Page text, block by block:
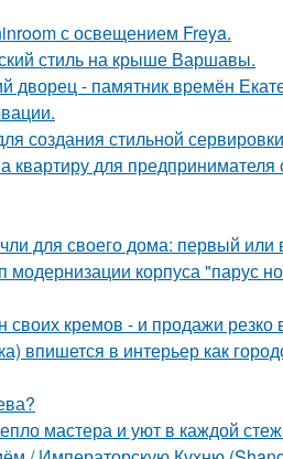
с освещением Freya.
стиль на крыше Варшавы.
дворец - памятник времён
создания стильной
для предпринимателя
для своего дома: первый или
корпуса "парус
кремов - и продажи резко
впишется в интерьер как
мастера и уют в каждой